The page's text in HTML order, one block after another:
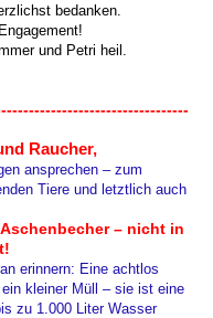
bedanken.
und Petri heil.
Raucher,
ansprechen – zum
Tiere und letztlich auch
– nicht in
erinnern: Eine achtlos
kleiner Müll – sie ist eine
zu 1.000 Liter Wasser